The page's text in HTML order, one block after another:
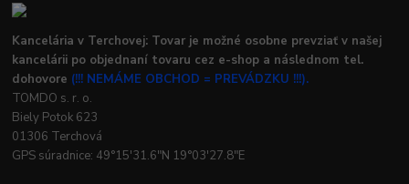
Kancelária v Terchovej: Tovar je možné osobne prevziať v našej
kancelárii po objednaní tovaru cez e-shop a následnom tel.
dohovore (!!! NEMÁME OBCHOD = PREVÁDZKU !!!).
TOMDO s. r. o.
Biely Potok 623
01306 Terchová
GPS súradnice: 49°15'31.6"N 19°03'27.8"E